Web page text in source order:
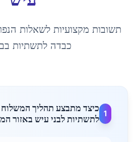
תשובות מקצועיות לשאלות
כבדה לתשתיות ב
1
כיצד מתבצע תהליך
לתשתיות לבני עיש באזור